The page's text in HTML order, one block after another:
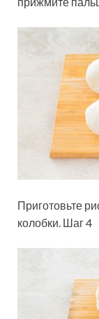
Приготовьте
колобки. Шаг 4